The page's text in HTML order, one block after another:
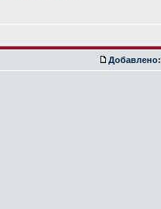
Добавлено: